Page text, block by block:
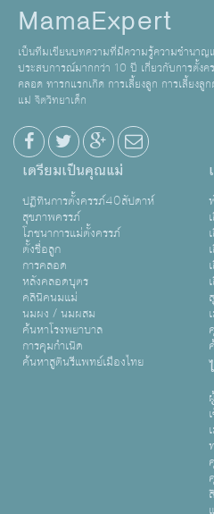
MamaExpert
เป็นทีมเขียนบทความที่มีความรู้ความชำนาญ
ประสบการณ์มากกว่า 10 ปี เกี่ยวกับการตั้งค
คลอด ทารกแรกเกิด การเลี้ยงลูก การเลี้ยงลู
แม่ จิตวิทยาเด็ก
เตรียมเป็นคุณแม่
ปฏิทินการตั้งครรภ์40สัปดาห์
สุขภาพครรภ์
โภชนาการแม่ตั้งครรภ์
ตั้งชื่อลูก
การคลอด
หลังคลอดบุตร
คลินิคนมแม่
นมผง / นมผสม
ค้นหาโรงพยาบาล
การคุมกำเนิด
ค้นหาสูตินรีแพทย์เมืองไทย